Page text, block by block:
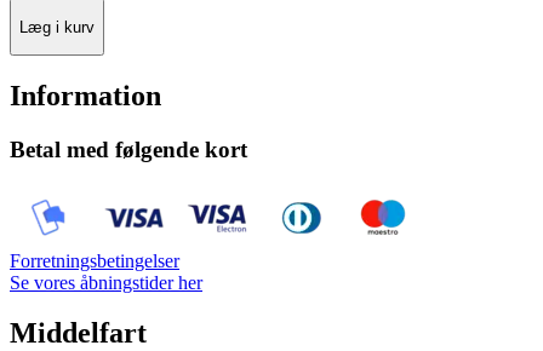
Læg i kurv
Information
Betal med følgende kort
Forretningsbetingelser
Se vores åbningstider her
Middelfart